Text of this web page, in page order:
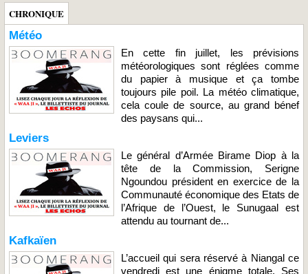
CHRONIQUE
Météo
En cette fin juillet, les prévisions
météorologiques sont réglées comme
du papier à musique et ça tombe
toujours pile poil. La météo climatique,
cela coule de source, au grand bénef
des paysans qui...
Leviers
Le général d’Armée Birame Diop à la
tête de la Commission, Serigne
Ngoundou président en exercice de la
Communauté économique des Etats de
l’Afrique de l’Ouest, le Sunugaal est
attendu au tournant de...
Kafkaïen
L’accueil qui sera réservé à Niangal ce
vendredi est une énigme totale. Ses